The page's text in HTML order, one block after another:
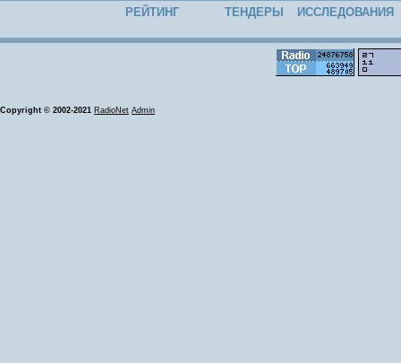
РЕЙТИНГ ТЕНДЕРЫ ИССЛЕДОВАНИЯ
Copyright © 2002-2021 RadioNet Admin